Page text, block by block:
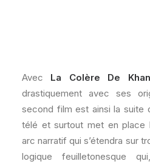
Avec La Colère De Khan
drastiquement avec ses
second film est ainsi la suite
télé et surtout met en place
arc narratif qui s’étendra sur
logique feuilletonesque